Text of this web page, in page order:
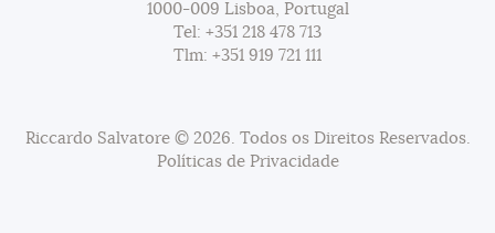
1000-009 Lisboa, Portugal
Tel: +351 218 478 713
Tlm: +351 919 721 111
Riccardo Salvatore © 2026. Todos os Direitos Reservados.
Políticas de Privacidade